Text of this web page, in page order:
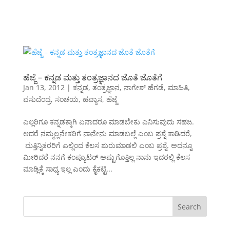
ಹೆಜ್ಜೆ – ಕನ್ನಡ ಮತ್ತು ತಂತ್ರಜ್ಞಾನದ ಜೊತೆ ಜೊತೆಗೆ
Jan 13, 2012| ಕನ್ನಡ, ತಂತ್ರಜ್ಞಾನ, ನಾಗೇಶ್ ಹೆಗಡೆ, ಮಾಹಿತಿ,
ವಸುದೆಂದ್ರ, ಸಂಚಯ, ಹವ್ಯಾಸ, ಹೆಜ್ಜೆ
ಎಲ್ಲರಿಗೂ ಕನ್ನಡಕ್ಕಾಗಿ ಏನಾದರೂ ಮಾಡಬೇಕು ಎನಿಸುವುದು ಸಹಜ.
ಆದರೆ ನಮ್ಮಲ್ಲನೇಕರಿಗೆ ನಾನೇನು ಮಾಡಬಲ್ಲೆ ಎಂಬ ಪ್ರಶ್ನೆ ಕಾಡಿದರೆ,
ಮತ್ತಿನ್ನಿತರರಿಗೆ ಎಲ್ಲಿಂದ ಕೆಲಸ ಶುರುಮಾಡಲಿ ಎಂಬ ಪ್ರಶ್ನೆ. ಅದನ್ನೂ
ಮೀರಿದರೆ ನನಗೆ ಕಂಪ್ಯೂಟರ್ ಅಷ್ಟುಗೊತ್ತಿಲ್ಲ ನಾನು ಇದರಲ್ಲಿ ಕೆಲಸ
ಮಾಡ್ಲಿಕ್ಕೆ ಸಾಧ್ಯ ಇಲ್ಲ ಎಂದು ಕೈಕಟ್ಟಿ...